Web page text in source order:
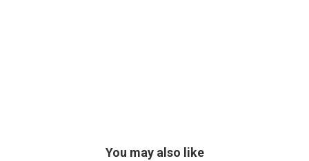
You may also like